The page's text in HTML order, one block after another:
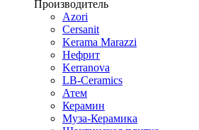
Производитель
Azori
Cersanit
Kerama Marazzi
Нефрит
Kerranova
LB-Ceramics
Атем
Керамин
Муза-Керамика